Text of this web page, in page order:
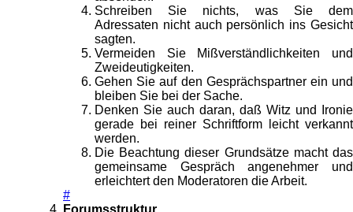
Schreiben Sie nichts, was Sie dem
Adressaten nicht auch persönlich ins Gesicht
sagten.
Vermeiden Sie Mißverständlichkeiten und
Zweideutigkeiten.
Gehen Sie auf den Gesprächspartner ein und
bleiben Sie bei der Sache.
Denken Sie auch daran, daß Witz und Ironie
gerade bei reiner Schriftform leicht verkannt
werden.
Die Beachtung dieser Grundsätze macht das
gemeinsame Gespräch angenehmer und
erleichtert den Moderatoren die Arbeit.
#